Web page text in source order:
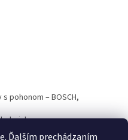
Ďalším prechádzaním
pohonom – BOSCH,